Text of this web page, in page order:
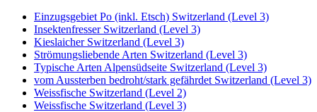
Einzugsgebiet Po (inkl. Etsch) Switzerland (Level 3)
Insektenfresser Switzerland (Level 3)
Kieslaicher Switzerland (Level 3)
Strömungsliebende Arten Switzerland (Level 3)
Typische Arten Alpensüdseite Switzerland (Level 3)
vom Aussterben bedroht/stark gefährdet Switzerland (Level 3)
Weissfische Switzerland (Level 2)
Weissfische Switzerland (Level 3)